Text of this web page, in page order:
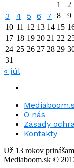
1
2
3 4 5 6 7 8
9
10 11 12 13 14 15
17 18 19 20 21 22
24 25 26 27 28 29
31
« júl
O nás
Zásady
Kontakty
Už 13 rokov
Mediaboom.sk ©